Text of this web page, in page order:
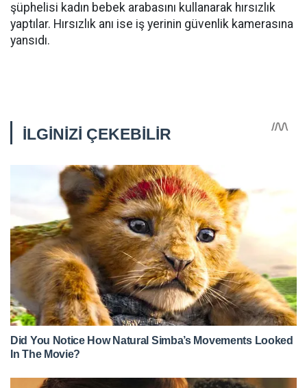
şüphelisi kadın bebek arabasını kullanarak hırsızlık
yaptılar. Hırsızlık anı ise iş yerinin güvenlik kamerasına
yansıdı.